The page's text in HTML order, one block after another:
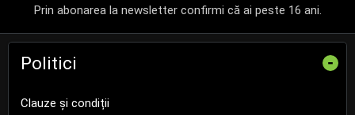
Prin abonarea la newsletter confirmi că ai peste 16 ani.
Politici -
Clauze și condiții